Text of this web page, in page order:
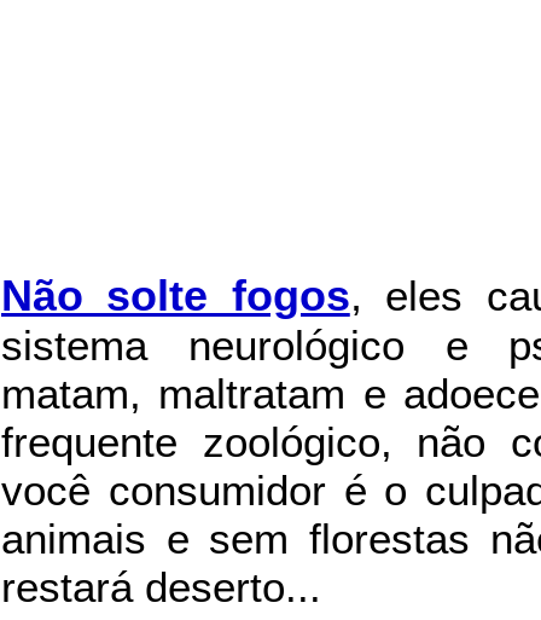
Não solte fogos, eles
sistema neurológico e
matam, maltratam e
frequente zoológico, não
você consumidor é o
animais e sem florestas
restará deserto...